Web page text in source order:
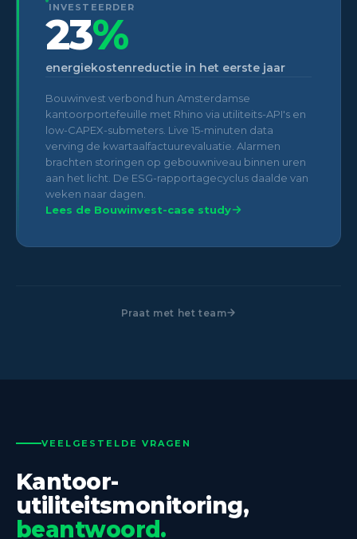
INVESTEERDER
23%
energiekostenreductie in het eerste jaar
Bouwinvest verbond hun Amsterdamse
kantoorportefeuille met Rhino via utiliteits-API's en
low-CAPEX-submeters. Live 15-minuten data
verving de kwartaalfactuurevaluatie. Alarmen
brachten storingen op gebouwniveau binnen uren
aan het licht. De ESG-rapportagecyclus daalde van
weken naar dagen.
Lees de Bouwinvest-case study
Praat met het team
VEELGESTELDE VRAGEN
Kantoor-
utiliteitsmonitoring,
beantwoord.